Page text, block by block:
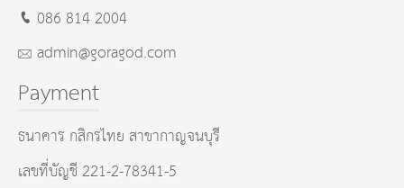
086 814 2004
admin@goragod.com
Payment
ธนาคาร กสิกรไทย สาขากาญจนบุรี
เลขที่บัญชี 221-2-78341-5